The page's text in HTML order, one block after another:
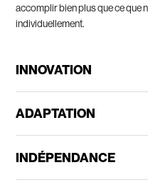
accomplir bien plus que ce que
individuellement.
INNOVATION
ADAPTATION
INDÉPENDANCE